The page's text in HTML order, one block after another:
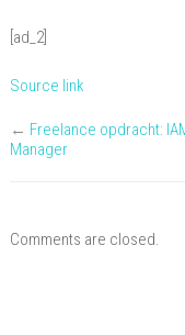
[ad_2]
Source link
← Freelance opdracht:
Manager
Comments are closed.